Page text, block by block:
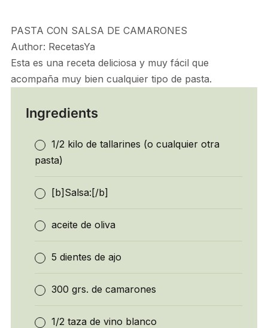
PASTA CON SALSA DE CAMARONES
Author: RecetasYa
Esta es una receta deliciosa y muy fácil que
acompaña muy bien cualquier tipo de pasta.
Ingredients
1/2 kilo de tallarines (o cualquier otra
pasta)
[b]Salsa:[/b]
aceite de oliva
5 dientes de ajo
300 grs. de camarones
1/2 taza de vino blanco